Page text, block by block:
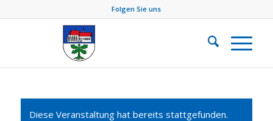
Folgen Sie uns
Diese Veranstaltung hat bereits stattgefunden.